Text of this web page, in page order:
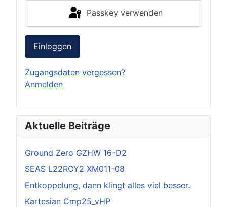
Passkey verwenden
Einloggen
Zugangsdaten vergessen?
Anmelden
Aktuelle Beiträge
Ground Zero GZHW 16-D2
SEAS L22ROY2 XM011-08
Entkoppelung, dann klingt alles viel besser.
Kartesian Cmp25_vHP